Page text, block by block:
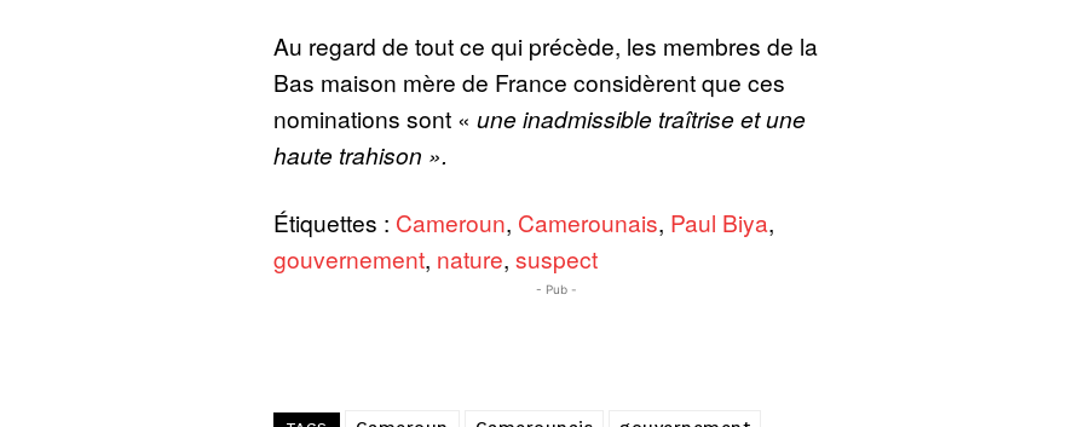
Au regard de tout ce qui précède, les membres de la
Bas maison mère de France considèrent que ces
nominations sont « une inadmissible traîtrise et une
haute trahison ».
Étiquettes : Cameroun, Camerounais, Paul Biya,
gouvernement, nature, suspect
- Pub -